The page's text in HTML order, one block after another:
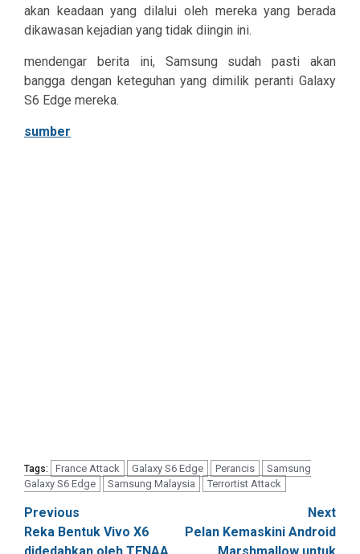
akan keadaan yang dilalui oleh mereka yang berada
dikawasan kejadian yang tidak diingin ini.
mendengar berita ini, Samsung sudah pasti akan
bangga dengan keteguhan yang dimilik peranti Galaxy
S6 Edge mereka.
sumber
Tags: France Attack Galaxy S6 Edge Perancis
Samsung
Galaxy S6 Edge
Samsung Malaysia Terrortist Attack
Post
navigation
Previous
Reka Bentuk Vivo X6
Next
Pelan Kemaskini Android